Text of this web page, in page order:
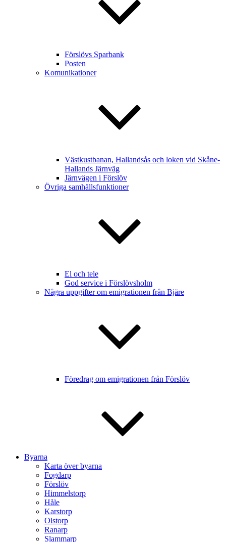
Förslövs Sparbank
Posten
Komunikationer
Västkustbanan, Hallandsås och loken vid Skåne-
Hallands Järnväg
Järnvägen i Förslöv
Övriga samhällsfunktioner
El och tele
God service i Förslövsholm
Några uppgifter om emigrationen från Bjäre
Föredrag om emigrationen från Förslöv
Byarna
Karta över byarna
Fogdarp
Förslöv
Himmelstorp
Håle
Karstorp
Olstorp
Ranarp
Slammarp